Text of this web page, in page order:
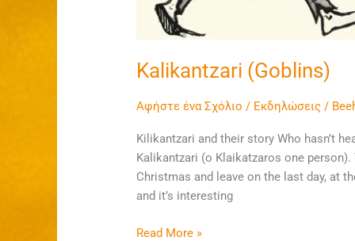
Kalikantzari (Goblins)
Αφήστε ένα Σχόλιο / Εκδηλώσεις /
Kilikantzari and their story Who hasn’t
Kalikantzari (o Klaikatzaros one
Christmas and leave on the last day, at
and it’s interesting
Read More »